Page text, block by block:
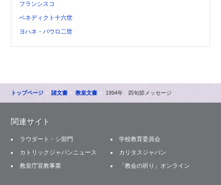
フランシスコ
ベネディクト十六世
ヨハネ・パウロ二世
トップページ 諸文書 教皇文書 1994年 四旬節メッセージ
関連サイト
ラウダート・シ部門
学校教育委員会
カトリックジャパンニュース
カリタスジャパン
教皇庁宣教事業
「教会の祈り」オンライン